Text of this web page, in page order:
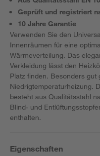
Geprüft und registriert
10 Jahre Garantie
Verwenden Sie den
Innenräumen für eine
Wärmeverteilung. Das
Verkleidung lässt den
Platz finden. Besonders gut
Niedrigtemperaturheizung.
besteht aus Qualitätsstahl
Blind- und
enthalten.
Eigenschaften